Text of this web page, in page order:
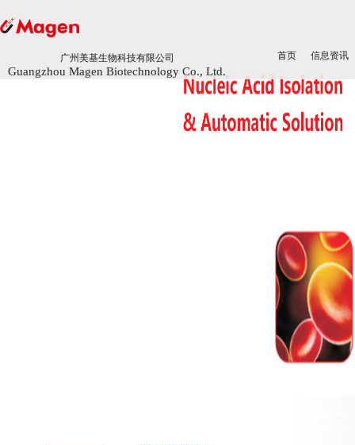
广州美基生物科技有限公司
Guangzhou Magen Biotechnology Co., Ltd.
首页 信息资讯
广州美基生物科技有限公司
Guangzhou Magen Biotechnology Co., Ltd.
首页 信息资讯